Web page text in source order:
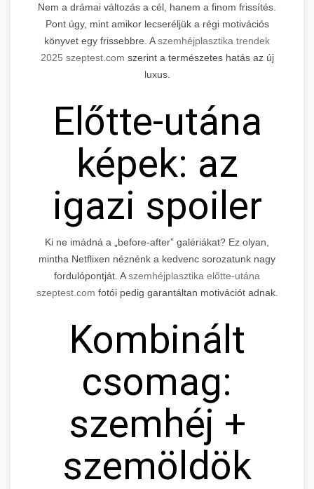
Nem a drámai változás a cél, hanem a finom frissítés.
Pont úgy, mint amikor lecseréljük a régi motivációs
könyvet egy frissebbre. Aszemhéjplasztika trendek
2025 szeptest.com szerint a természetes hatás az új
luxus.
Előtte-utána
képek: az
igazi spoiler
Ki ne imádná a „before-after” galériákat? Ez olyan,
mintha Netflixen néznénk a kedvenc sorozatunk nagy
fordulópontját. Aszemhéjplasztika előtte-utána
szeptest.com fotói pedig garantáltan motivációt adnak.
Kombinált
csomag:
szemhéj +
szemöldök